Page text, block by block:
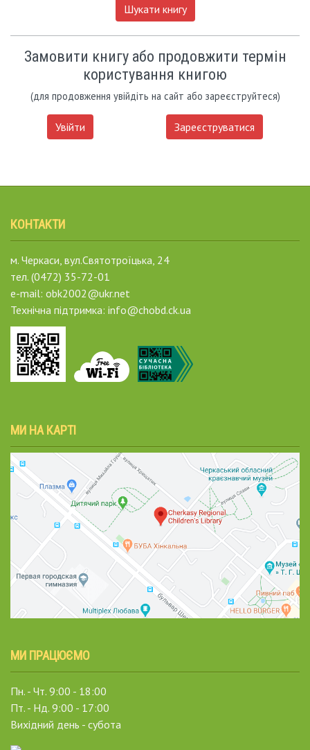
Шукати книгу
Замовити книгу або продовжити термін
користування книгою
(для продовження увійдіть на сайт або зареєструйтеся)
Увійти Зареєструватися
КОНТАКТИ
м. Черкаси, вул.Святотроїцька, 24
тел. (0472) 35-72-01
e-mail: obk2002@ukr.net
Технічна підтримка: info@chobd.ck.ua
МИ НА КАРТІ
МИ ПРАЦЮЄМО
Пн. - Чт. 9:00 - 18:00
Пт. - Нд. 9:00 - 17:00
Вихідний день - субота